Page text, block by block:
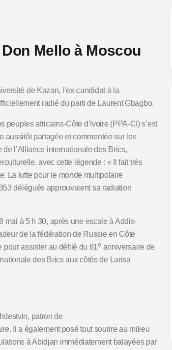
Mello à Moscou
de Kazan, l’ex-candidat à la
radié du parti de Laurent Gbagbo.
africains-Côte d’Ivoire (PPA‑CI) s’est
aussitôt partagée et commentée sur les
de l’Alliance internationale des Brics,
avec cette légende : « Il fait très
La lutte pour le monde multipolaire
délégués approuvaient sa radiation
mai à 5 h 30, après une escale à Addis-
de la fédération de Russie en Côte
pour assister au défilé du 81e anniversaire de
des Brics aux côtés de Larisa
, patron de
Il a également posé tout sourire au milieu
à Abidjan immédiatement balayées par